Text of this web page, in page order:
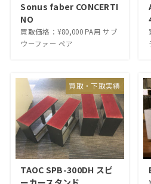
Sonus faber CONCERTI
NO
買取価格：¥80,000 PA用 サブ
ウーファー ペア
買取・下取実績
TAOC SPB-300DH スピ